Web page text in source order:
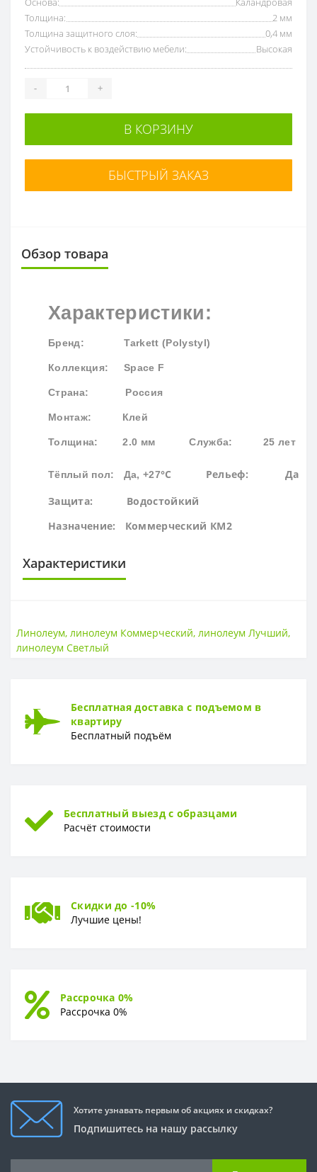
Толщина:
2 мм
Толщина защитного слоя:
0,4 мм
Устойчивость к воздействию мебели:
Высокая
- +
В КОРЗИНУ
БЫСТРЫЙ ЗАКАЗ
Обзор товара
Характеристики:
Бренд: Tarkett (Polystyl)
Коллекция: Space F
Страна: Россия
Монтаж: Клей
Толщина: 2.0 мм Служба: 25 лет
Тёплый пол: Да, +27°С
Рельеф: Да
Защита: Водостойкий
Назначение: Коммерческий КМ2
Характеристики
Пожаростойкость
ОСНОВА
ТОЛЩИНА
Толщина
Устойчивость к воздействию мебели
Линолеум, линолеум Коммерческий, линолеум Лучший,
линолеум Светлый
Бесплатная доставка с подъемом в
квартиру
Бесплатный подъём
Бесплатный выезд с образцами
Расчёт стоимости
Скидки до -10%
Лучшие цены!
Рассрочка 0%
Рассрочка 0%
Хотите узнавать первым об акциях и скидках?
Подпишитесь на нашу рассылку